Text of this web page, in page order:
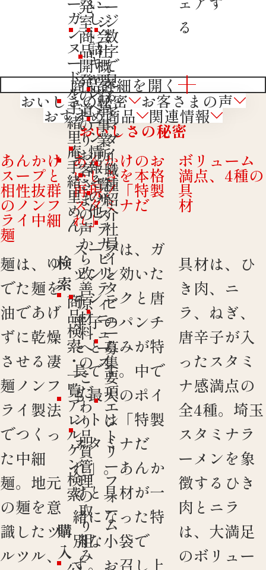
ガ
ン
ヌ
ー
ド
ル
手
緒
里
庵
手
緒
里
め
ん
検
索
商
品
検
索
・
一
覧
ア
レ
ル
ゲ
ン
検
索
購
入
発
室
商
品
開
発
の
道
の
り
お
客
さ
ま
の
声
か
ら
改
善
原
材
料
へ
の
こ
だ
わ
り
品
質
管
理
の
取
り
組
み
し
い
話
キ
ャ
ン
ペ
ー
ン
情
報
そ
の
他
ー
ジ
会
社
概
要
沿
革
事
業
所
一
覧
サ
ス
テ
ナ
ビ
リ
テ
ィ
ニ
ュ
ー
ス
ー
ジ
数
字
で
見
る
ヤ
マ
ダ
イ
職
種
紹
介
社
員
イ
ン
タ
ビ
ュ
ー
募
集
要
項
エ
ン
ト
リ
ー
フ
ォ
ー
ム
る
商品詳細を開く
おいしさの秘密 お客さまの声
おすすめ商品 関連情報
おいしさの秘密
あんかけ
スープと
相性抜群
のノンフ
ライ中細
麺
麺は、ゆ
でた麺を
油であげ
ずに乾燥
させる凄
麺ノンフ
ライ製法
でつくっ
た中細
麺。地元
の麺を意
識したツ
ルツル、
あんかけのお
いしさを本格
再現！「特製
スタミナだ
れ」
スープは、ガ
ツンと効いた
ニンニクと唐
辛子のパンチ
ととろみが特
長です。中で
も最大のポイ
ントは「特製
スタミナだ
れ」。あんか
けと具材が一
緒になった特
別な小袋で
す。お召し上
ボリューム
満点、4種の
具
材
具材は、ひ
き肉、ニ
ラ、ねぎ、
唐辛子が入
ったスタミ
ナ感満点の
全4種。埼玉
スタミナラ
ーメンを象
徴するひき
肉とニラ
は、大満足
のボリュー